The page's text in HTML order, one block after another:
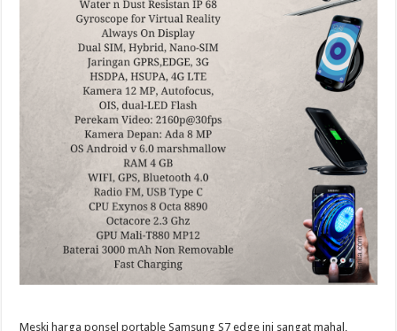
Meski harga ponsel portable Samsung S7 edge ini sangat mahal,